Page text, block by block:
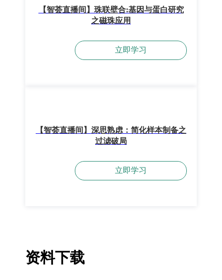
【智荟直播间】珠联壁合:基因与蛋白研究
之磁珠应用
立即学习
【智荟直播间】深思熟虑：简化样本制备之
过滤破局
立即学习
资料下载